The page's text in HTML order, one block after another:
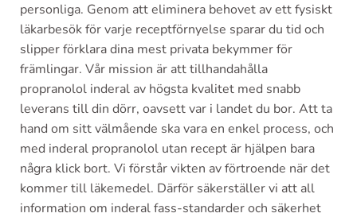
personliga. Genom att eliminera behovet av ett fysiskt
läkarbesök för varje receptförnyelse sparar du tid och
slipper förklara dina mest privata bekymmer för
främlingar. Vår mission är att tillhandahålla
propranolol inderal av högsta kvalitet med snabb
leverans till din dörr, oavsett var i landet du bor. Att ta
hand om sitt välmående ska vara en enkel process, och
med inderal propranolol utan recept är hjälpen bara
några klick bort. Vi förstår vikten av förtroende när det
kommer till läkemedel. Därför säkerställer vi att all
information om inderal fass-standarder och säkerhet